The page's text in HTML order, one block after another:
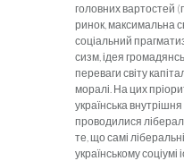
головних варто­стей
ринок, максимальна
соціальний
сизм, ідея
переваги світу
моралі. На цих
українська внутрішня
прово­дилися
те, що самі
українському соціумі